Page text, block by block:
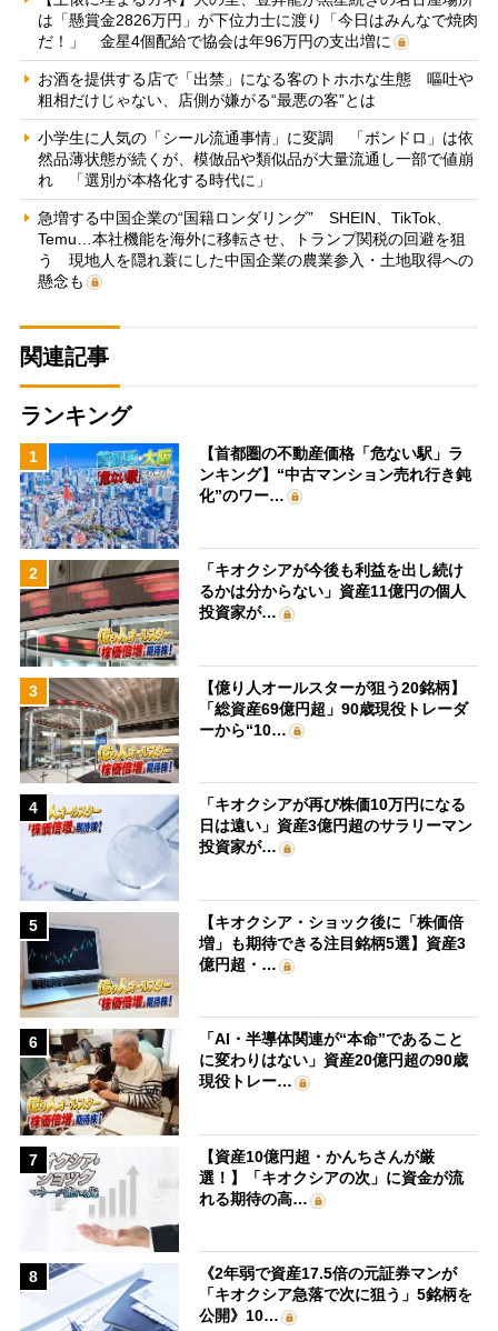
は「懸賞金2826万円」が下位力士に渡り「今日はみんなで焼肉
だ！」 金星4個配給で協会は年96万円の支出増に
お酒を提供する店で「出禁」になる客のトホホな生態 嘔吐や
粗相だけじゃない、店側が嫌がる“最悪の客”とは
小学生に人気の「シール流通事情」に変調 「ボンドロ」は依
然品薄状態が続くが、模倣品や類似品が大量流通し一部で値崩
れ 「選別が本格化する時代に」
急増する中国企業の“国籍ロンダリング” SHEIN、TikTok、
Temu…本社機能を海外に移転させ、トランプ関税の回避を狙
う 現地人を隠れ蓑にした中国企業の農業参入・土地取得への
懸念も
関連記事
ランキング
1
【首都圏の不動産価格「危ない駅」ラ
ンキング】“中古マンション売れ行き鈍
化”のワー…
2
「キオクシアが今後も利益を出し続け
るかは分からない」資産11億円の個人
投資家が…
3
【億り人オールスターが狙う20銘柄】
「総資産69億円超」90歳現役トレーダ
ーから“10…
4
「キオクシアが再び株価10万円になる
日は遠い」資産3億円超のサラリーマン
投資家が…
5
【キオクシア・ショック後に「株価倍
増」も期待できる注目銘柄5選】資産3
億円超・…
6
「AI・半導体関連が“本命”であること
に変わりはない」資産20億円超の90歳
現役トレー…
7
【資産10億円超・かんちさんが厳
選！】「キオクシアの次」に資金が流
れる期待の高…
8
《2年弱で資産17.5倍の元証券マンが
「キオクシア急落で次に狙う」5銘柄を
公開》10…